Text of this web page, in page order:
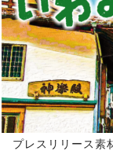
プレスリリース 素